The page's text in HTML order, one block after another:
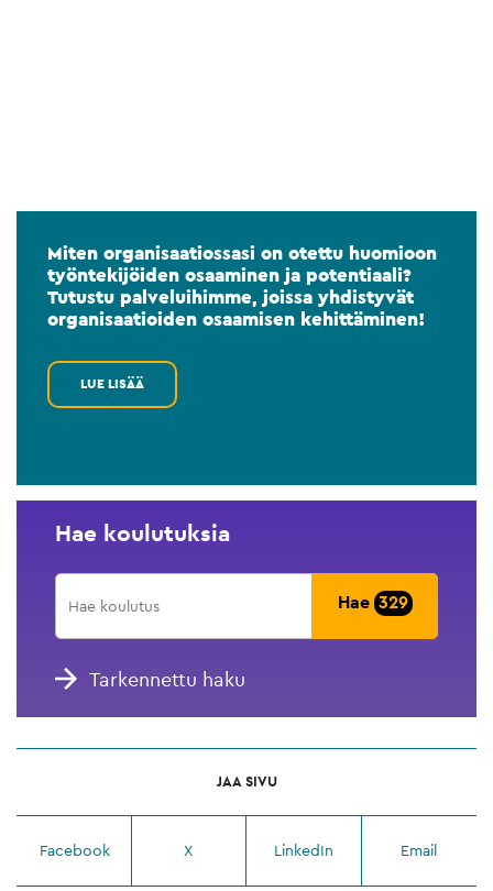
Miten organisaatiossasi on otettu huomioon
työntekijöiden osaaminen ja potentiaali?
Tutustu palveluihimme, joissa yhdistyvät
organisaatioiden osaamisen kehittäminen!
LUE LISÄÄ
Hae koulutuksia
Hae 329
Tarkennettu haku
JAA SIVU
Facebook X LinkedIn Email